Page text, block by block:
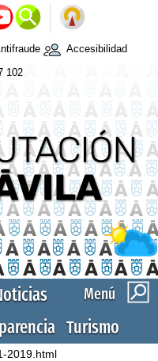
Accesibilidad
102
Menú
Turismo
2019.html